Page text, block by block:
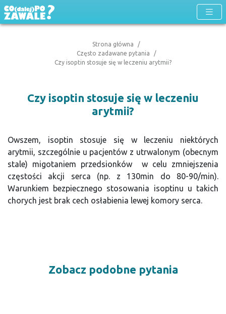
Strona główna
Często zadawane pytania
Czy isoptin stosuje się w leczeniu arytmii?
Czy isoptin stosuje się w leczeniu
arytmii?
Owszem, isoptin stosuje się w leczeniu niektórych
arytmii, szczególnie u pacjentów z utrwalonym (obecnym
stale) migotaniem przedsionków w celu zmniejszenia
częstości akcji serca (np. z 130min do 80-90/min).
Warunkiem bezpiecznego stosowania isoptinu u takich
chorych jest brak cech osłabienia lewej komory serca.
Zobacz podobne pytania